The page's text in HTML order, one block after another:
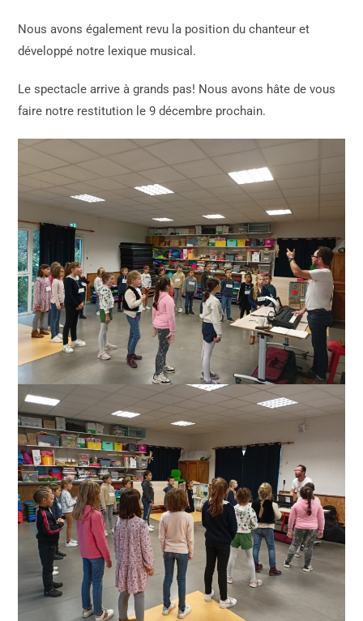
Nous avons également revu la position du chanteur et
développé notre lexique musical.
Le spectacle arrive à grands pas! Nous avons hâte de vous
faire notre restitution le 9 décembre prochain.